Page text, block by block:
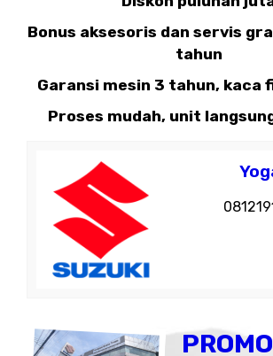
Bonus aksesoris dan servis
tahun
Garansi mesin 3 tahun, kaca
Proses mudah, unit